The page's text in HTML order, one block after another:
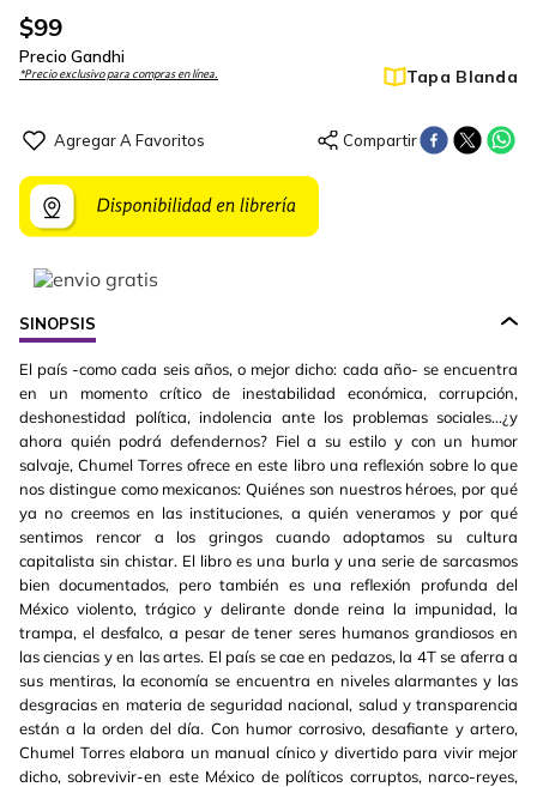
$99
Precio Gandhi
*Precio exclusivo para compras en línea. Tapa Blanda
SINOPSIS
El país -como cada seis años, o mejor dicho: cada año- se encuentra
en un momento crítico de inestabilidad económica, corrupción,
deshonestidad política, indolencia ante los problemas sociales...¿y
ahora quién podrá defendernos? Fiel a su estilo y con un humor
salvaje, Chumel Torres ofrece en este libro una reflexión sobre lo que
nos distingue como mexicanos: Quiénes son nuestros héroes, por qué
ya no creemos en las instituciones, a quién veneramos y por qué
sentimos rencor a los gringos cuando adoptamos su cultura
capitalista sin chistar. El libro es una burla y una serie de sarcasmos
bien documentados, pero también es una reflexión profunda del
México violento, trágico y delirante donde reina la impunidad, la
trampa, el desfalco, a pesar de tener seres humanos grandiosos en
las ciencias y en las artes. El país se cae en pedazos, la 4T se aferra a
sus mentiras, la economía se encuentra en niveles alarmantes y las
desgracias en materia de seguridad nacional, salud y transparencia
están a la orden del día. Con humor corrosivo, desafiante y artero,
Chumel Torres elabora un manual cínico y divertido para vivir mejor
dicho, sobrevivir-en este México de políticos corruptos, narco-reyes,